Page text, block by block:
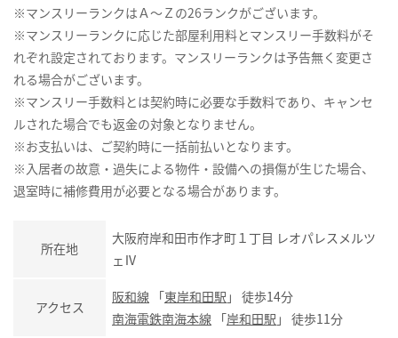
※マンスリーランクはＡ～Ｚの26ランクがございます。
※マンスリーランクに応じた部屋利用料とマンスリー手数料がそ
れぞれ設定されております。マンスリーランクは予告無く変更さ
れる場合がございます。
※マンスリー手数料とは契約時に必要な手数料であり、キャンセ
ルされた場合でも返金の対象となりません。
※お支払いは、ご契約時に一括前払いとなります。
※入居者の故意・過失による物件・設備への損傷が生じた場合、
退室時に補修費用が必要となる場合があります。
所在地
大阪府岸和田市作才町１丁目 レオパレスメルツ
ェⅣ
アクセス
阪和線 「東岸和田駅 」 徒歩14分
南海電鉄南海本線 「岸和田駅 」 徒歩11分